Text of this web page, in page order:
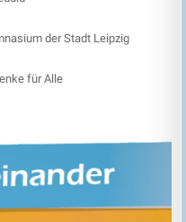
der Stadt Leipzig
für Alle